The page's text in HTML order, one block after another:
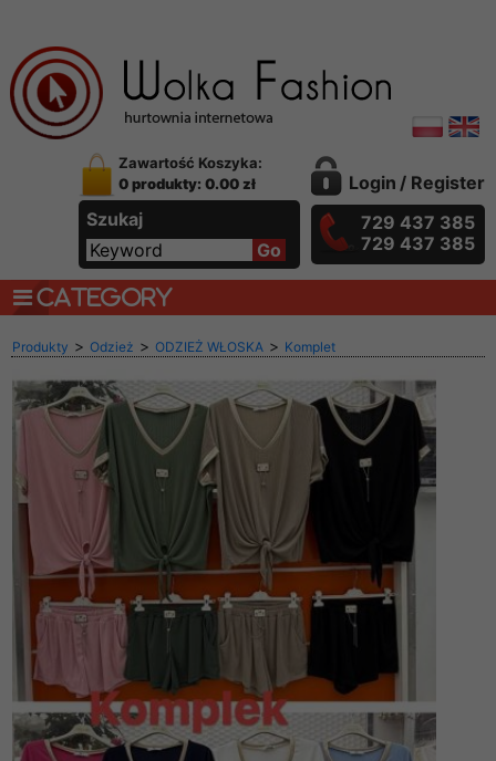
Zawartość Koszyka:
0 produkty: 0.00 zł
Szukaj
Login / Register
729 437 385
729 437 385
CATEGORY
Produkty > Odzież > ODZIEŻ WŁOSKA > Komplet